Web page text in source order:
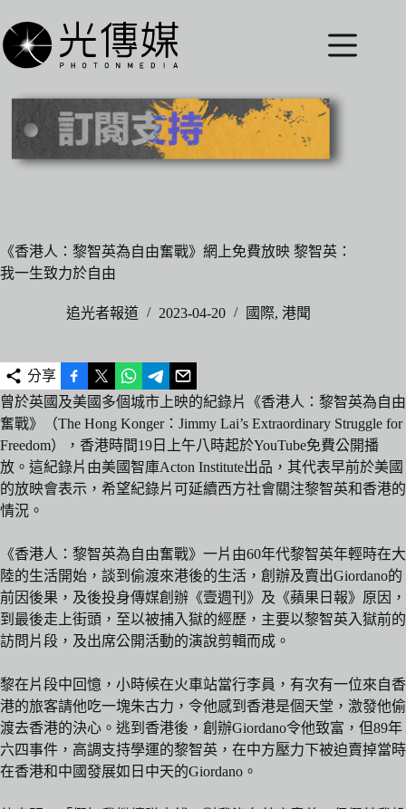
至
主
內
《香港人：黎智英為自由奮戰》網上免費放映 黎智英：
我一生致力於自由
追光者報道 2023-04-20 國際, 港聞
分享
曾於英國及美國多個城市上映的紀錄片《香港人：黎智英為自由
奮戰》（The Hong Konger：Jimmy Lai’s Extraordinary Struggle for
Freedom），香港時間19日上午八時起於YouTube免費公開播
放。這紀錄片由美國智庫Acton Institute出品，其代表早前於美國
的放映會表示，希望紀錄片可延續西方社會關注黎智英和香港的
情況。
《香港人：黎智英為自由奮戰》一片由60年代黎智英年輕時在大
陸的生活開始，談到偷渡來港後的生活，創辦及賣出Giordano的
前因後果，及後投身傳媒創辦《壹週刊》及《蘋果日報》原因，
到最後走上街頭，至以被捕入獄的經歷，主要以黎智英入獄前的
訪問片段，及出席公開活動的演說剪輯而成。
黎在片段中回憶，小時候在火車站當行李員，有次有一位來自香
港的旅客請他吃一塊朱古力，令他感到香港是個天堂，激發他偷
渡去香港的決心。逃到香港後，創辦Giordano令他致富，但89年
六四事件，高調支持學運的黎智英，在中方壓力下被迫賣掉當時
在香港和中國發展如日中天的Giordano。